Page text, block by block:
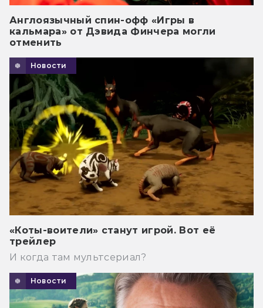
Англоязычный спин-офф «Игры в
кальмара» от Дэвида Финчера могли
отменить
Новости
«Коты-воители» станут игрой. Вот её
трейлер
И когда там мультсериал?
Новости